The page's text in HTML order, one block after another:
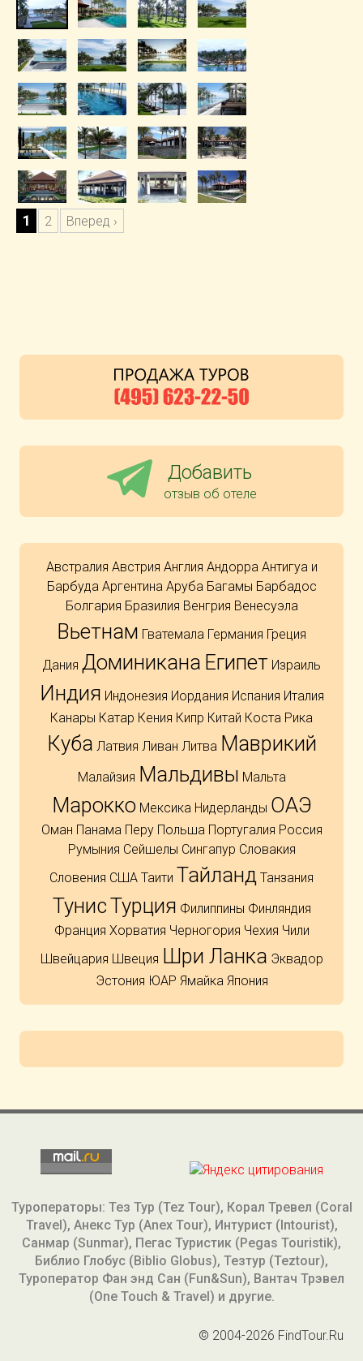
1 2 Вперед ›
Добавить
отзыв об отеле
Австралия Австрия Англия Андорра Антигуа и
Барбуда Аргентина Аруба Багамы Барбадос
Болгария Бразилия Венгрия Венесуэла
Вьетнам Гватемала Германия Греция
Дания Доминикана Египет Израиль
Индия Индонезия Иордания Испания Италия
Канары Катар Кения Кипр Китай Коста Рика
Куба Латвия Ливан Литва Маврикий
Малайзия Мальдивы Мальта
Марокко Мексика Нидерланды ОАЭ
Оман Панама Перу Польша Португалия Россия
Румыния Сейшелы Сингапур Словакия
Словения США Таити Тайланд Танзания
ТунисТурция Филиппины Финляндия
Франция Хорватия Черногория Чехия Чили
Швейцария Швеция Шри Ланка Эквадор
Эстония ЮАР Ямайка Япония
Туроператоры: Тез Тур (Tez Tour), Корал Тревел (Coral
Travel), Анекс Тур (Anex Tour), Интурист (Intourist),
Санмар (Sunmar), Пегас Туристик (Pegas Touristik),
Библио Глобус (Biblio Globus), Тезтур (Teztour),
Туроператор Фан энд Сан (Fun&Sun), Вантач Трэвел
(One Touch & Travel) и другие.
© 2004-2026 FindTour.Ru